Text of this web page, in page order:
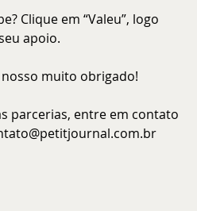
Clique em “Valeu”, logo
apoio.
muito obrigado!
parcerias, entre em contato